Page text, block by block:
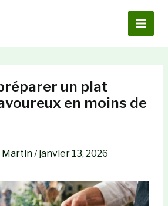
un plat
en moins de
Martin/janvier 13, 2026